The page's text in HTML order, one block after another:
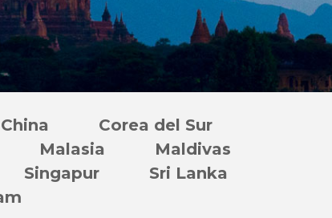
China
Corea del Sur
Malasia
Maldivas
Singapur
Sri Lanka